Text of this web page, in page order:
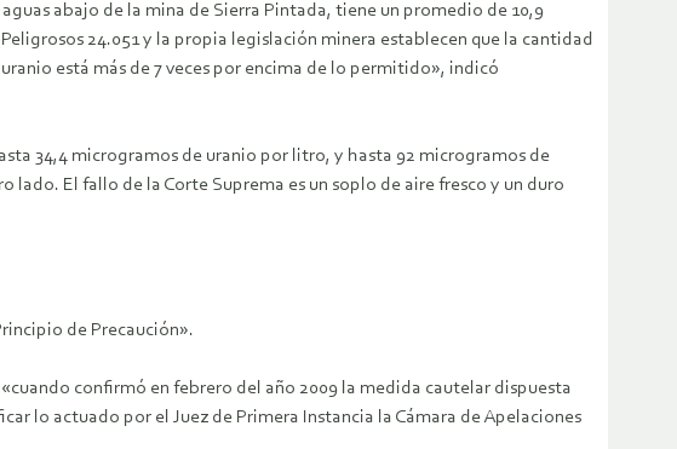
abajo de la mina de Sierra Pintada, tiene un promedio de 10,9
24.051 y la propia legislación minera establecen que la cantidad
está más de 7 veces por encima de lo permitido», indicó
34,4 microgramos de uranio por litro, y hasta 92 microgramos de
El fallo de la Corte Suprema es un soplo de aire fresco y un duro
de Precaución».
confirmó en febrero del año 2009 la medida cautelar dispuesta
lo actuado por el Juez de Primera Instancia la Cámara de Apelaciones